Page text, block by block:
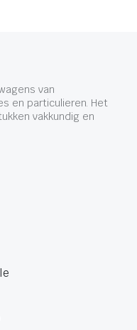
van
en particulieren. Het
vakkundig en